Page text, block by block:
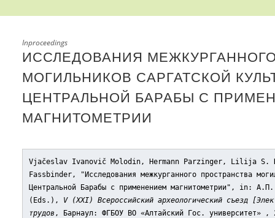
Inproceedings
ИССЛЕДОВАНИЯ
МОГИЛЬНИКОВ САРГАТСКОЙ
ЦЕНТРАЛЬНОЙ БАРАБЫ С
МАГНИТОМЕТРИИ
Vjačeslav Ivanovič Molodin, Hermann Parzinger, Lilija S.
Fassbinder, "Исследования межкурганного пространства
Центральной Барабы с применением магнитометрии" , in: А.П.
(Eds.), V (XXI) Всероссийский археологический съезд
трудов , Барнаул: ФГБОУ ВО «Алтайский Гос. университет» ,